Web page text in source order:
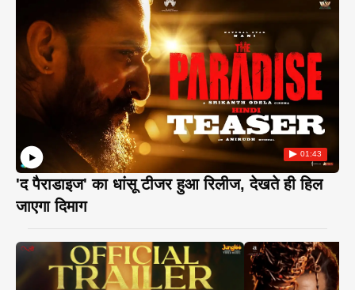
01:43
'द पैराडाइज' का धांसू टीजर हुआ रिलीज, देखते ही हिल
जाएगा दिमाग